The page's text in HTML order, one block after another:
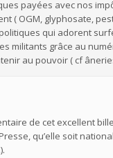
payées avec nos
( OGM, glyphosate,
qui adorent
militants grâce au
au pouvoir ( cf
de cet excellent
qu’elle soit